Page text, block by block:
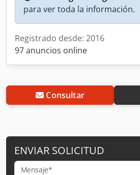
para ver toda la información.
Registrado desde: 2016
97 anuncios online
Consultar
ENVIAR SOLICITUD
Mensaje*